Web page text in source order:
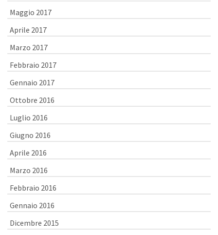
Maggio 2017
Aprile 2017
Marzo 2017
Febbraio 2017
Gennaio 2017
Ottobre 2016
Luglio 2016
Giugno 2016
Aprile 2016
Marzo 2016
Febbraio 2016
Gennaio 2016
Dicembre 2015